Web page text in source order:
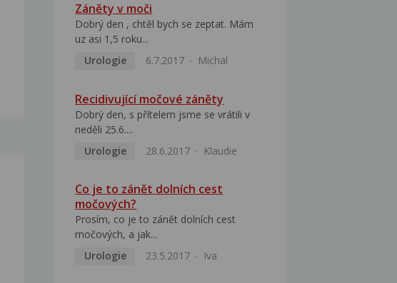
Záněty v moči
Dobrý den , chtěl bych se zeptat. Mám
uz asi 1,5 roku...
Urologie
6.7.2017 Michal
Recidivující močové záněty
Dobrý den, s přítelem jsme se vrátili v
neděli 25.6....
Urologie
28.6.2017 Klaudie
Co je to zánět dolních cest
močových?
Prosím, co je to zánět dolních cest
močových, a jak...
Urologie
23.5.2017 Iva